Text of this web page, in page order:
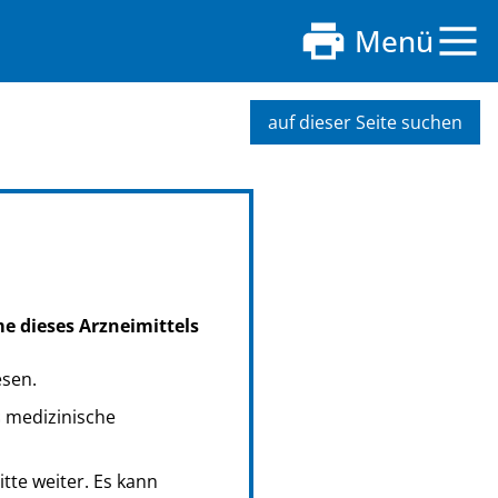
Menü
auf dieser Seite suchen
dieses Arzneimittels
medizinische
weiter. Es kann